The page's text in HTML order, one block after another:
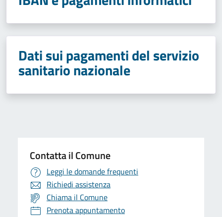
Dati sui pagamenti del servizio
sanitario nazionale
Contatta il Comune
Leggi le domande frequenti
Richiedi assistenza
Chiama il Comune
Prenota appuntamento